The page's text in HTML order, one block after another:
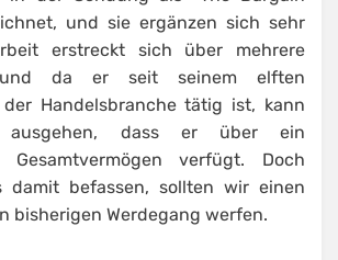
und sie ergänzen sich sehr
erstreckt sich über mehrere
und da er seit seinem elften
Handelsbranche tätig ist, kann
ausgehen, dass er über ein
Gesamtvermögen verfügt. Doch
damit befassen, sollten wir einen
bisherigen Werdegang werfen.